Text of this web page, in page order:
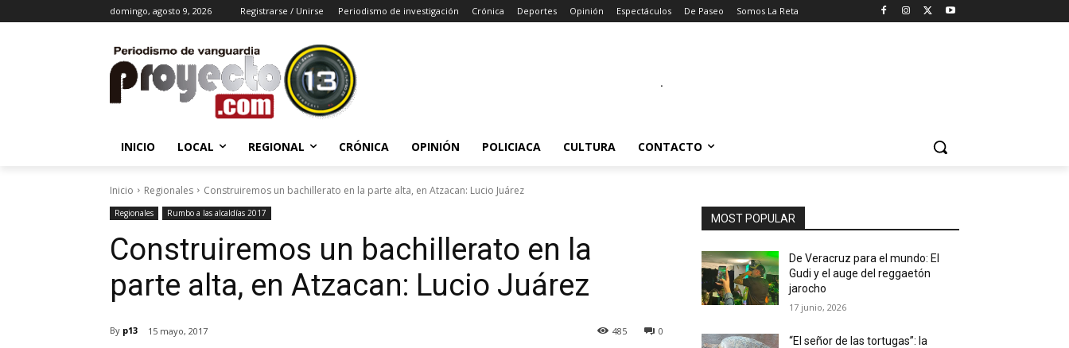
domingo, agosto 9, 2026 Registrarse / Unirse Periodismo de investigación Crónica Deportes Opinión Espectáculos De Paseo Somos La Reta
.
INICIO LOCAL REGIONAL CRÓNICA OPINIÓN POLICIACA CULTURA CONTACTO
Inicio Regionales Construiremos un bachillerato en la parte alta, en Atzacan: Lucio Juárez
Regionales Rumbo a las alcaldías 2017
Construiremos un bachillerato en la
parte alta, en Atzacan: Lucio Juárez
By p13 15 mayo, 2017 0
485
MOST POPULAR
De Veracruz para el mundo: El
Gudi y el auge del reggaetón
jarocho
17 junio, 2026
“El señor de las tortugas”: la